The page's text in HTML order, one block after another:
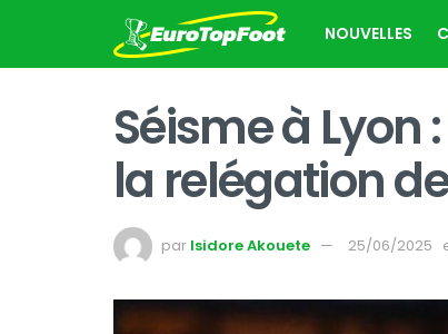
NOUVELLES
Séisme à Lyon
la relégation de
par Isidore Akouete 25/06/2025